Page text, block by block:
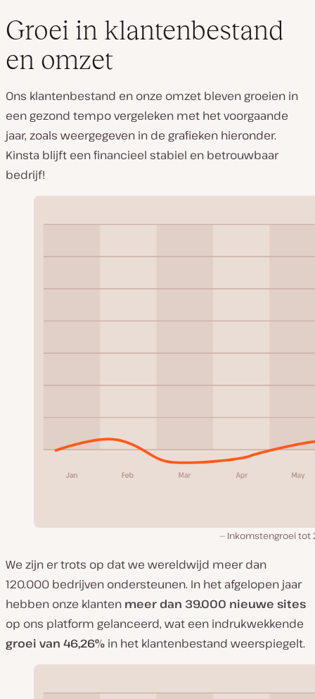
Groei in klantenbestand
en omzet
Ons klantenbestand en onze omzet bleven groeien in
een gezond tempo vergeleken met het voorgaande
jaar, zoals weergegeven in de grafieken hieronder.
Kinsta blijft een financieel stabiel en betrouwbaar
bedrijf!
Inkomstengroei tot
We zijn er trots op dat we wereldwijd meer dan
120.000 bedrijven ondersteunen. In het afgelopen jaar
hebben onze klanten meer dan 39.000 nieuwe sites
op ons platform gelanceerd, wat een indrukwekkende
groei van 46,26% in het klantenbestand weerspiegelt.